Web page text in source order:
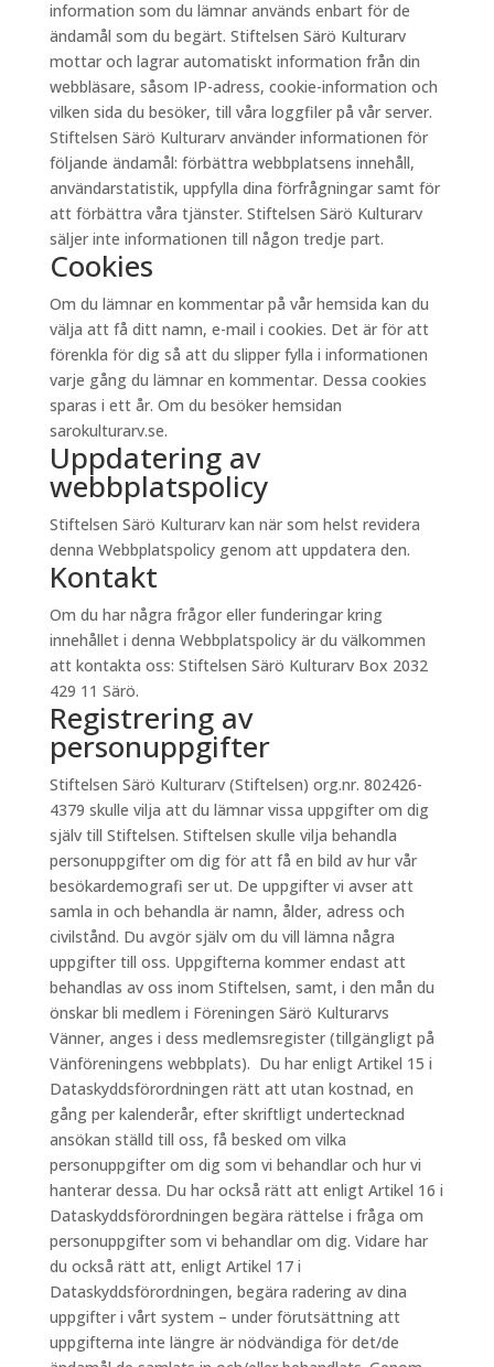
information som du lämnar används enbart för de
ändamål som du begärt. Stiftelsen Särö Kulturarv
mottar och lagrar automatiskt information från din
webbläsare, såsom IP-adress, cookie-information och
vilken sida du besöker, till våra loggfiler på vår server.
Stiftelsen Särö Kulturarv använder informationen för
följande ändamål: förbättra webbplatsens innehåll,
användarstatistik, uppfylla dina förfrågningar samt för
att förbättra våra tjänster. Stiftelsen Särö Kulturarv
säljer inte informationen till någon tredje part.
Cookies
Om du lämnar en kommentar på vår hemsida kan du
välja att få ditt namn, e-mail i cookies. Det är för att
förenkla för dig så att du slipper fylla i informationen
varje gång du lämnar en kommentar. Dessa cookies
sparas i ett år. Om du besöker hemsidan
sarokulturarv.se.
Uppdatering av
webbplatspolicy
Stiftelsen Särö Kulturarv kan när som helst revidera
denna Webbplatspolicy genom att uppdatera den.
Kontakt
Om du har några frågor eller funderingar kring
innehållet i denna Webbplatspolicy är du välkommen
att kontakta oss: Stiftelsen Särö Kulturarv Box 2032
429 11 Särö.
Registrering av
personuppgifter
Stiftelsen Särö Kulturarv (Stiftelsen) org.nr. 802426-
4379 skulle vilja att du lämnar vissa uppgifter om dig
själv till Stiftelsen. Stiftelsen skulle vilja behandla
personuppgifter om dig för att få en bild av hur vår
besökardemografi ser ut. De uppgifter vi avser att
samla in och behandla är namn, ålder, adress och
civilstånd. Du avgör själv om du vill lämna några
uppgifter till oss. Uppgifterna kommer endast att
behandlas av oss inom Stiftelsen, samt, i den mån du
önskar bli medlem i Föreningen Särö Kulturarvs
Vänner, anges i dess medlemsregister (tillgängligt på
Vänföreningens webbplats). Du har enligt Artikel 15 i
Dataskyddsförordningen rätt att utan kostnad, en
gång per kalenderår, efter skriftligt undertecknad
ansökan ställd till oss, få besked om vilka
personuppgifter om dig som vi behandlar och hur vi
hanterar dessa. Du har också rätt att enligt Artikel 16 i
Dataskyddsförordningen begära rättelse i fråga om
personuppgifter som vi behandlar om dig. Vidare har
du också rätt att, enligt Artikel 17 i
Dataskyddsförordningen, begära radering av dina
uppgifter i vårt system – under förutsättning att
uppgifterna inte längre är nödvändiga för det/de